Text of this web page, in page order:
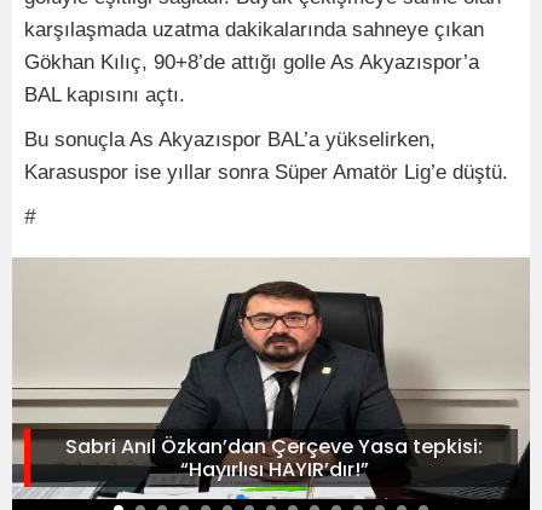
karşılaşmada uzatma dakikalarında sahneye çıkan
Gökhan Kılıç, 90+8’de attığı golle As Akyazıspor’a
BAL kapısını açtı.
Bu sonuçla As Akyazıspor BAL’a yükselirken,
Karasuspor ise yıllar sonra Süper Amatör Lig’e düştü.
#
Sabri Anıl Özkan’dan Çerçeve Yasa tepkisi:
“Hayırlısı HAYIR’dır!”